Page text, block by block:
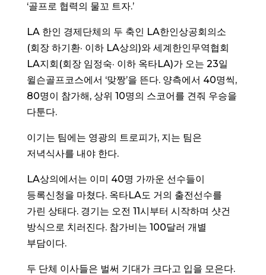
‘골프로 협력의 물꼬 트자.’
LA 한인 경제단체의 두 축인 LA한인상공회의소
(회장 하기환· 이하 LA상의)와 세계한인무역협회
LA지회(회장 임정숙· 이하 옥타LA)가 오는 23일
윌슨골프코스에서 ‘맞짱’을 뜬다. 양측에서 40명씩,
80명이 참가해, 상위 10명의 스코어를 견줘 우승을
다툰다.
이기는 팀에는 영광의 트로피가, 지는 팀은
저녁식사를 내야 한다.
LA상의에서는 이미 40명 가까운 선수들이
등록신청을 마쳤다. 옥타LA도 거의 출전선수를
가린 상태다. 경기는 오전 11시부터 시작하며 샷건
방식으로 치러진다. 참가비는 100달러 개별
부담이다.
두 단체 이사들은 벌써 기대가 크다고 입을 모은다.